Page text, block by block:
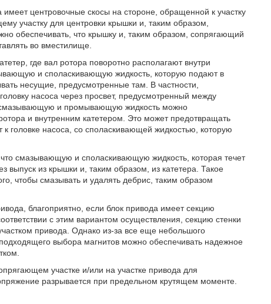
центровочные скосы на стороне, обращенной к участку
участку для центровки крышки и, таким образом,
обеспечивать, что крышку и, таким образом, сопрягающий
во вместилище.
где вал ротора поворотно располагают внутри
и споласкивающую жидкость, которую подают в
несущие, предусмотренные там. В частности,
насоса через просвет, предусмотренный между
смазывающую и промывающую жидкость можно
и внутренним катетером. Это может предотвращать
головке насоса, со споласкивающей жидкостью, которую
смазывающую и споласкивающую жидкость, которая течет
выпуск из крышки и, таким образом, из катетера. Такое
чтобы смазывать и удалять дебрис, таким образом
благоприятно, если блок привода имеет секцию
с этим вариантом осуществления, секцию стенки
привода. Однако из-за все еще небольшого
выбора магнитов можно обеспечивать надежное
участке и/или на участке привода для
разрывается при предельном крутящем моменте.